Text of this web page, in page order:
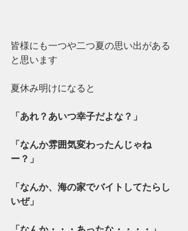
皆様にも一つや二つ夏の思い出がある
と思います
夏休み明けになると
「あれ？あいつ幸子だよな？」
「なんか雰囲気変わったんじゃね
ー？」
「なんか、海の家でバイトしてたらし
いぜ」